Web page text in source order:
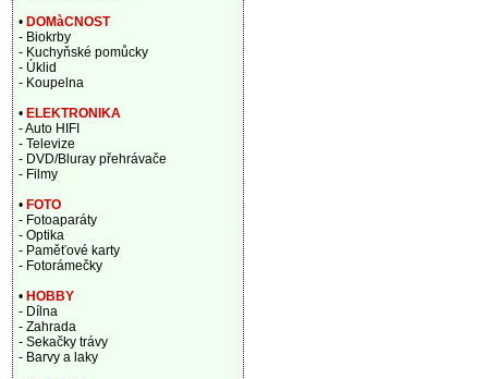
• DOMàCNOST
- Biokrby
- Kuchyňské pomůcky
- Úklid
- Koupelna
• ELEKTRONIKA
- Auto HIFI
- Televize
- DVD/Bluray přehrávače
- Filmy
• FOTO
- Fotoaparáty
- Optika
- Paměťové karty
- Fotorámečky
• HOBBY
- Dílna
- Zahrada
- Sekačky trávy
- Barvy a laky